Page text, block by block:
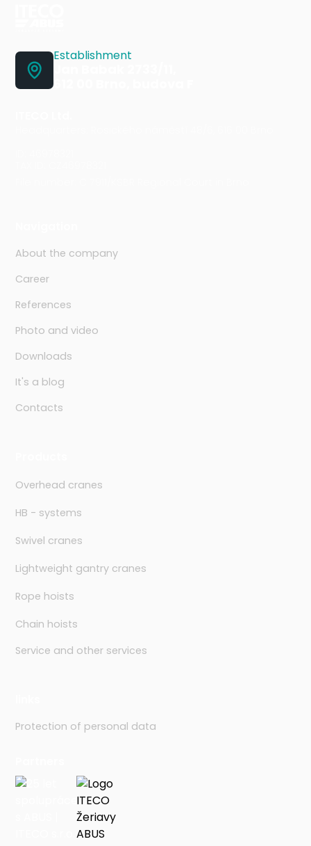
Establishment
612 00 Brno, budova F
About the company
Career
References
Photo and video
Downloads
It's a blog
Contacts
Overhead cranes
HB - systems
Swivel cranes
Lightweight gantry cranes
Rope hoists
Chain hoists
Service and other services
Protection of personal data